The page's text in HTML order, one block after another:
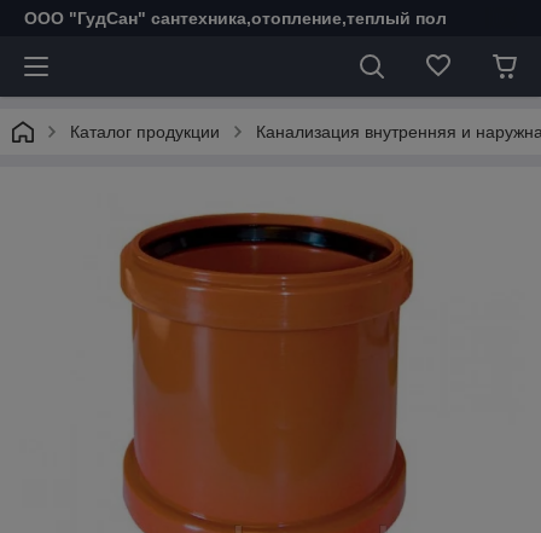
ООО "ГудСан" сантехника,отопление,теплый пол
Каталог продукции Канализация внутренняя и